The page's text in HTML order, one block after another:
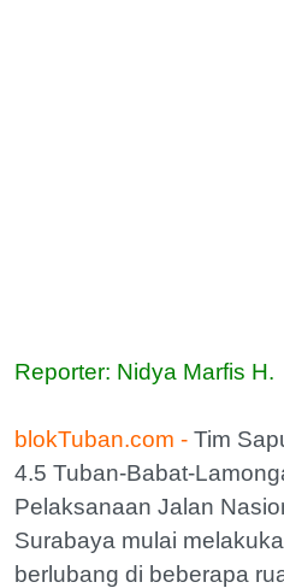
Reporter: Nidya Marfis H.
blokTuban.com - Tim
4.5 Tuban-Babat-
Pelaksanaan Jalan
Surabaya mulai
berlubang di beberapa